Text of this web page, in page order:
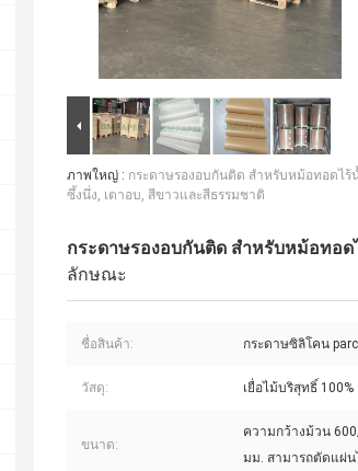
ภาพใหญ่ : กระดาษรองอบกันติด สำหรับหม้อทอดไร้
ซึ้งนึ่ง, เตาอบ, สีขาวและสีธรรมชาติ
กระดาษรองอบกันติด สำหรับหม้อทอด
ลักษณะ
ชื่อสินค้า: กระดาษซิลิโคน
วัสดุ: เยื่อไม้บริสุทธิ์ 100%
ขนาด:
ความกว้างม้วน
มม. สามารถตัดแผ่น